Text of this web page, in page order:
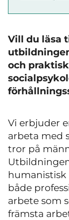
Vill du läsa
och
Vi erbjuder
arbeta med
tror på
humanistisk
både
arbete som
främsta